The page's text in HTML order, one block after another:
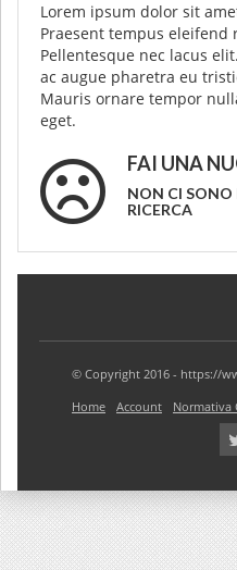
Lorem ipsum dolor sit
Praesent tempus eleifend
Pellentesque nec lacus
ac augue pharetra eu
Mauris ornare tempor
eget.
FAI UNA
NON CI SONO
RICERCA
© Copyright 2016 - https://
Home
Account Normativa